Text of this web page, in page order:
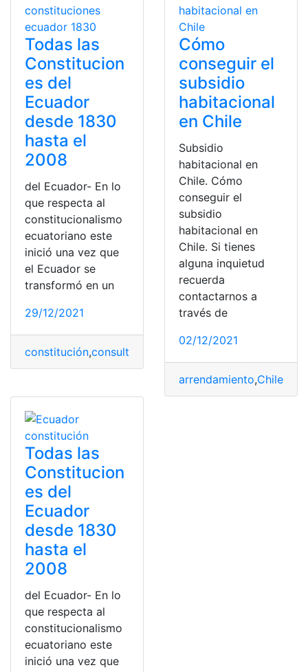
Todas las
Constitucion
es del
Ecuador
desde 1830
hasta el
2008
del Ecuador- En lo
que respecta al
constitucionalismo
ecuatoriano este
inició una vez que
el Ecuador se
transformó en un
29/12/2021
constitución,consulta
Cómo
conseguir el
subsidio
habitacional
en Chile
Subsidio
habitacional en
Chile. Cómo
conseguir el
subsidio
habitacional en
Chile. Si tienes
alguna inquietud
recuerda
contactarnos a
través de
02/12/2021
arrendamiento,Chile
Todas las
Constitucion
es del
Ecuador
desde 1830
hasta el
2008
del Ecuador- En lo
que respecta al
constitucionalismo
ecuatoriano este
inició una vez que